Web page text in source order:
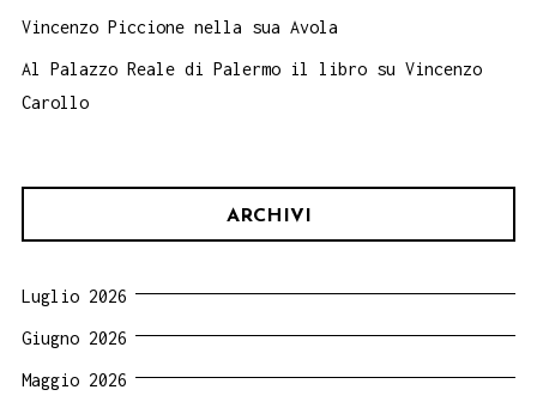
Vincenzo Piccione nella sua Avola
Al Palazzo Reale di Palermo il libro su Vincenzo
Carollo
ARCHIVI
Luglio 2026
Giugno 2026
Maggio 2026